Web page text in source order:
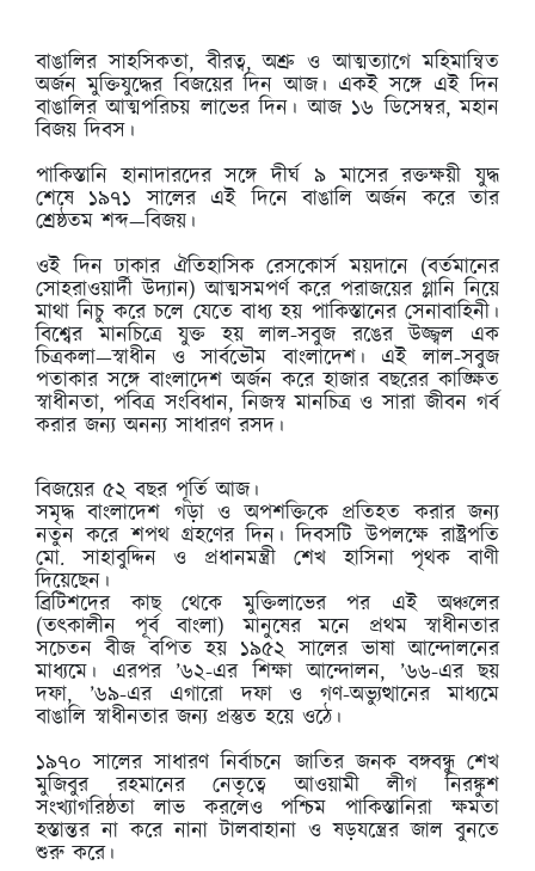
বাঙালির সাহসিকতা, বীরত্ব, অশ্রু ও আত্মত্যাগে মহিমান্বিত
অর্জন মুক্তিযুদ্ধের বিজয়ের দিন আজ। একই সঙ্গে এই দিন
বাঙালির আত্মপরিচয় লাভের দিন। আজ ১৬ ডিসেম্বর, মহান
বিজয় দিবস।
পাকিস্তানি হানাদারদের সঙ্গে দীর্ঘ ৯ মাসের রক্তক্ষয়ী যুদ্ধ
শেষে ১৯৭১ সালের এই দিনে বাঙালি অর্জন করে তার
শ্রেষ্ঠতম শব্দ—বিজয়।
ওই দিন ঢাকার ঐতিহাসিক রেসকোর্স ময়দানে (বর্তমানের
সোহরাওয়ার্দী উদ্যান) আত্মসমপর্ণ করে পরাজয়ের গ্লানি নিয়ে
মাথা নিচু করে চলে যেতে বাধ্য হয় পাকিস্তানের সেনাবাহিনী।
বিশ্বের মানচিত্রে যুক্ত হয় লাল-সবুজ রঙের উজ্জ্বল এক
চিত্রকলা—স্বাধীন ও সার্বভৌম বাংলাদেশ। এই লাল-সবুজ
পতাকার সঙ্গে বাংলাদেশ অর্জন করে হাজার বছরের কাঙ্ক্ষিত
স্বাধীনতা, পবিত্র সংবিধান, নিজস্ব মানচিত্র ও সারা জীবন গর্ব
করার জন্য অনন্য সাধারণ রসদ।
বিজয়ের ৫২ বছর পূর্তি আজ।
সমৃদ্ধ বাংলাদেশ গড়া ও অপশক্তিকে প্রতিহত করার জন্য
নতুন করে শপথ গ্রহণের দিন। দিবসটি উপলক্ষে রাষ্ট্রপতি
মো. সাহাবুদ্দিন ও প্রধানমন্ত্রী শেখ হাসিনা পৃথক বাণী
দিয়েছেন।
ব্রিটিশদের কাছ থেকে মুক্তিলাভের পর এই অঞ্চলের
(তত্কালীন পূর্ব বাংলা) মানুষের মনে প্রথম স্বাধীনতার
সচেতন বীজ বপিত হয় ১৯৫২ সালের ভাষা আন্দোলনের
মাধ্যমে। এরপর ’৬২-এর শিক্ষা আন্দোলন, ’৬৬-এর ছয়
দফা, ’৬৯-এর এগারো দফা ও গণ-অভ্যুত্থানের মাধ্যমে
বাঙালি স্বাধীনতার জন্য প্রস্তুত হয়ে ওঠে।
১৯৭০ সালের সাধারণ নির্বাচনে জাতির জনক বঙ্গবন্ধু শেখ
মুজিবুর রহমানের নেতৃত্বে আওয়ামী লীগ নিরঙ্কুশ
সংখ্যাগরিষ্ঠতা লাভ করলেও পশ্চিম পাকিস্তানিরা ক্ষমতা
হস্তান্তর না করে নানা টালবাহানা ও ষড়যন্ত্রের জাল বুনতে
শুরু করে।